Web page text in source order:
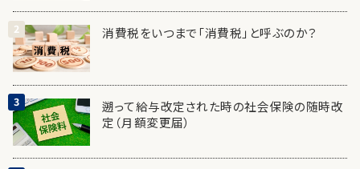
消費税をいつまで「消費税」と呼ぶのか？
遡って給与改定された時の社会保険の随時改
定（月額変更届）